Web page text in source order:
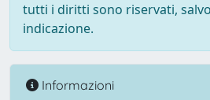
tutti i diritti sono riservati,
indicazione.
Informazioni